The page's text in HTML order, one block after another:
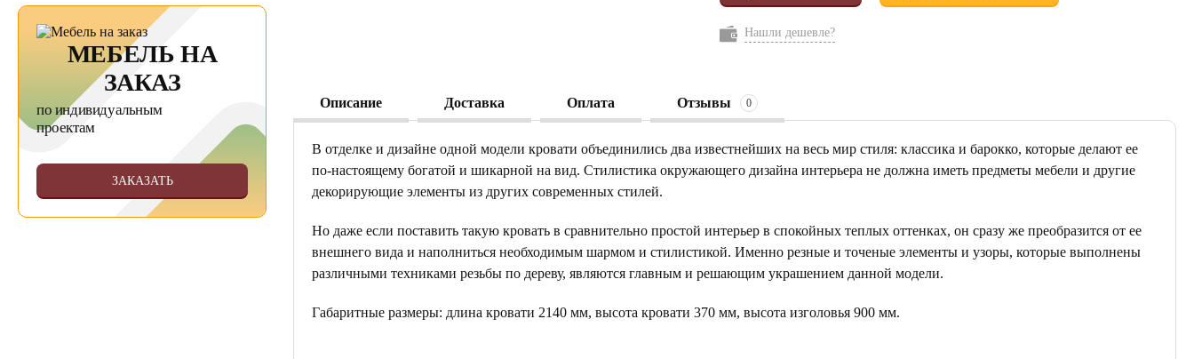
МЕБЕЛЬ НА
ЗАКАЗ
по индивидуальным
проектам
ЗАКАЗАТЬ
Нашли дешевле?
Описание Доставка Оплата Отзывы 0
В отделке и дизайне одной модели кровати объединились два известнейших на весь мир стиля: классика и барокко, которые делают ее
по-настоящему богатой и шикарной на вид. Стилистика окружающего дизайна интерьера не должна иметь предметы мебели и другие
декорирующие элементы из других современных стилей.
Но даже если поставить такую кровать в сравнительно простой интерьер в спокойных теплых оттенках, он сразу же преобразится от ее
внешнего вида и наполниться необходимым шармом и стилистикой. Именно резные и точеные элементы и узоры, которые выполнены
различными техниками резьбы по дереву, являются главным и решающим украшением данной модели.
Габаритные размеры: длина кровати 2140 мм, высота кровати 370 мм, высота изголовья 900 мм.